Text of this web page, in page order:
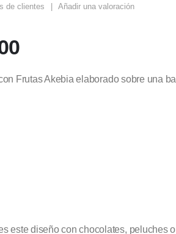
de clientes Añadir una valoración
Frutas Akebia elaborado sobre una
este diseño con chocolates, peluches